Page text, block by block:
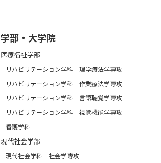
学部・大学院
医療福祉学部
リハビリテーション学科 理学療法学専攻
リハビリテーション学科 作業療法学専攻
リハビリテーション学科 言語聴覚学専攻
リハビリテーション学科 視覚機能学専攻
看護学科
現代社会学部
現代社会学科 社会学専攻